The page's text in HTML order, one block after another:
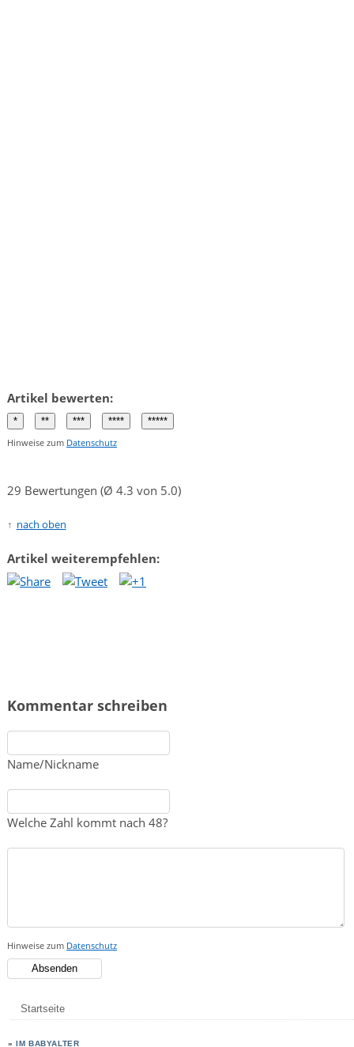
Artikel bewerten:
Hinweise zum Datenschutz
29 Bewertungen (Ø 4.3 von 5.0)
nach oben
Artikel weiterempfehlen:
Kommentar schreiben
Name/Nickname
Welche Zahl kommt nach 48?
Hinweise zum Datenschutz
Startseite
»IM BABYALTER